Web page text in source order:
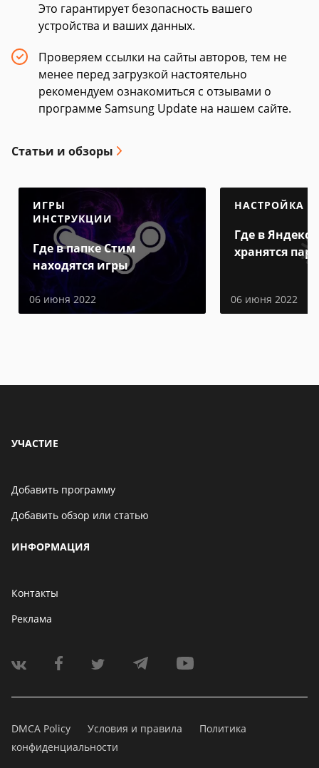
Это гарантирует безопасность вашего
устройства и ваших данных.
Проверяем ссылки на сайты авторов, тем не
менее перед загрузкой настоятельно
рекомендуем ознакомиться с отзывами о
программе Samsung Update на нашем сайте.
Статьи и обзоры
ИГРЫ
ИНСТРУКЦИИ
Где в папке Стим
находятся игры
06 июня 2022
НАСТРОЙКА
Где в Яндекс
хранятся
06 июня 2022
УЧАСТИЕ
Добавить программу
Добавить обзор или статью
ИНФОРМАЦИЯ
Контакты
Реклама
DMCA Policy Условия и правила
Политика
конфиденциальности